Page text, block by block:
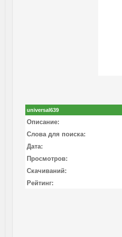
universal639
Описание:
Слова для поиска:
Дата:
Просмотров:
Скачиваний:
Рейтинг: